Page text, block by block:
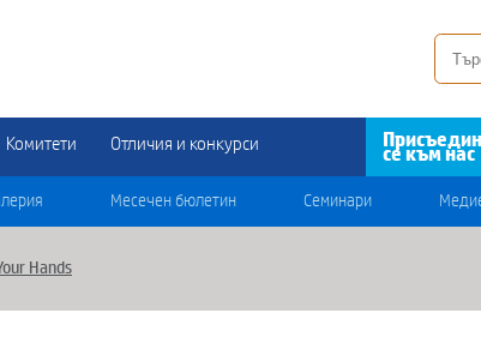
Комитети Отличия и конкурси се към нас
Месечен бюлетин Семинари
Hands